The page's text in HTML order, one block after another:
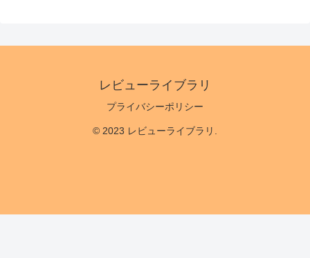
レビューライブラリ
プライバシーポリシー
© 2023 レビューライブラリ.